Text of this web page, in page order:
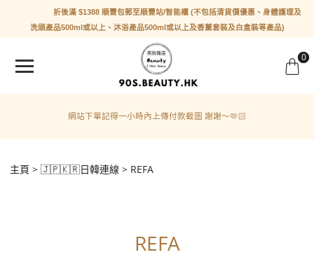
折後滿 $1388 順豐包郵至順豐站/智能櫃 (不包括清貨價優惠、身體護理及
洗頭產品500ml或以上、沐浴產品500ml或以上及香薰套裝及白盒裝等產品)
0
網站下單記得一小時內上傳付款截圖 謝謝～🫶🏻
主頁 🇯🇵🇰🇷日韓連線 REFA
REFA